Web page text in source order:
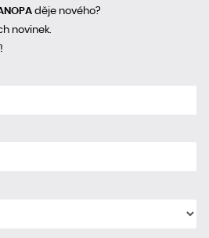
děje nového?
novinek.